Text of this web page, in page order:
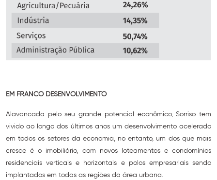
EM FRANCO DESENVOLVIMENTO
Alavancada pelo seu grande potencial econômico, Sorriso tem
vivido ao longo dos últimos anos um desenvolvimento acelerado
em todos os setores da economia, no entanto, um dos que mais
cresce é o imobiliário, com novos loteamentos e condomínios
residenciais verticais e horizontais e polos empresariais sendo
implantados em todas as regiões da área urbana.